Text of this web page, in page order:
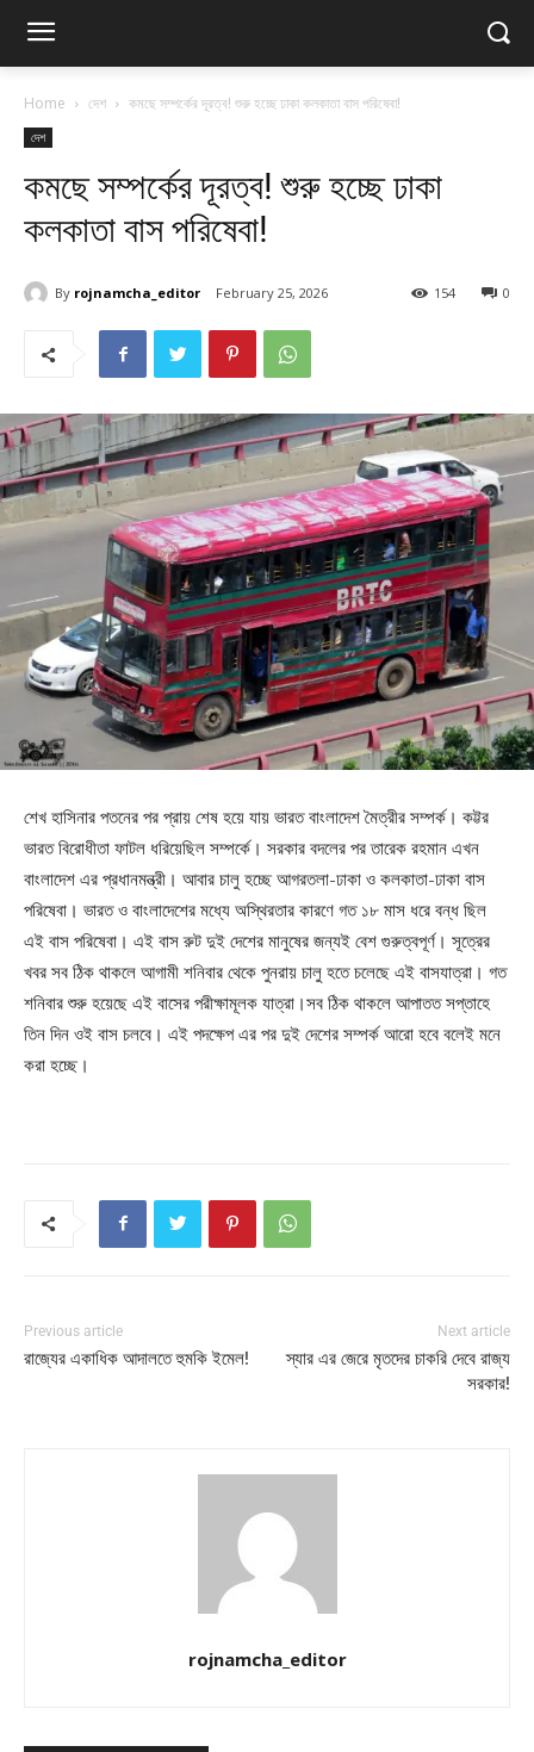
Home দেশ কমছে সম্পর্কের দূরত্ব! শুরু হচ্ছে ঢাকা কলকাতা বাস পরিষেবা!
দেশ
কমছে সম্পর্কের দূরত্ব! শুরু হচ্ছে ঢাকা
কলকাতা বাস পরিষেবা!
By rojnamcha_editor February 25, 2026 0
154
শেখ হাসিনার পতনের পর প্রায় শেষ হয়ে যায় ভারত বাংলাদেশ মৈত্রীর সম্পর্ক। কট্টর
ভারত বিরোধীতা ফাটল ধরিয়েছিল সম্পর্কে। সরকার বদলের পর তারেক রহমান এখন
বাংলাদেশ এর প্রধানমন্ত্রী। আবার চালু হচ্ছে আগরতলা-ঢাকা ও কলকাতা-ঢাকা বাস
পরিষেবা। ভারত ও বাংলাদেশের মধ্যে অস্থিরতার কারণে গত ১৮ মাস ধরে বন্ধ ছিল
এই বাস পরিষেবা। এই বাস রুট দুই দেশের মানুষের জন্যই বেশ গুরুত্বপূর্ণ। সূত্রের
খবর সব ঠিক থাকলে আগামী শনিবার থেকে পুনরায় চালু হতে চলেছে এই বাসযাত্রা। গত
শনিবার শুরু হয়েছে এই বাসের পরীক্ষামূলক যাত্রা।সব ঠিক থাকলে আপাতত সপ্তাহে
তিন দিন ওই বাস চলবে। এই পদক্ষেপ এর পর দুই দেশের সম্পর্ক আরো হবে বলেই মনে
করা হচ্ছে।
Previous article
রাজ্যের একাধিক আদালতে হুমকি ইমেল!
Next article
স্যার এর জেরে মৃতদের চাকরি দেবে রাজ্য
সরকার!
rojnamcha_editor